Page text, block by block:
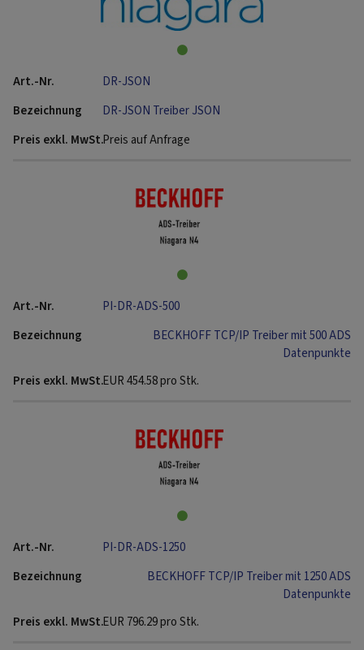
DR-JSON
DR-JSON Treiber JSON
Preis auf Anfrage
PI-DR-ADS-500
BECKHOFF TCP/IP Treiber mit 500 ADS
Datenpunkte
EUR454.58pro Stk.
PI-DR-ADS-1250
BECKHOFF TCP/IP Treiber mit 1250 ADS
Datenpunkte
EUR 796.29pro Stk.